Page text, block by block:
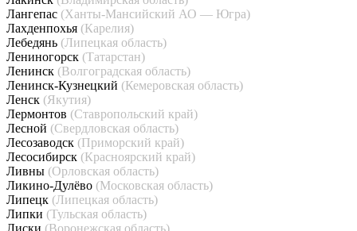
Лангепас (Ханты-Мансийский АО — Югра)
Лахденпохья (Карелия)
Лебедянь (Липецкая область)
Лениногорск (Татарстан)
Ленинск (Волгоградская область)
Ленинск-Кузнецкий (Кемеровская область)
Ленск (Якутия)
Лермонтов (Ставропольский край)
Лесной (Свердловская область)
Лесозаводск (Приморский край)
Лесосибирск (Красноярский край)
Ливны (Орловская область)
Ликино-Дулёво (Московская область)
Липецк (Липецкая область)
Липки (Тульская область)